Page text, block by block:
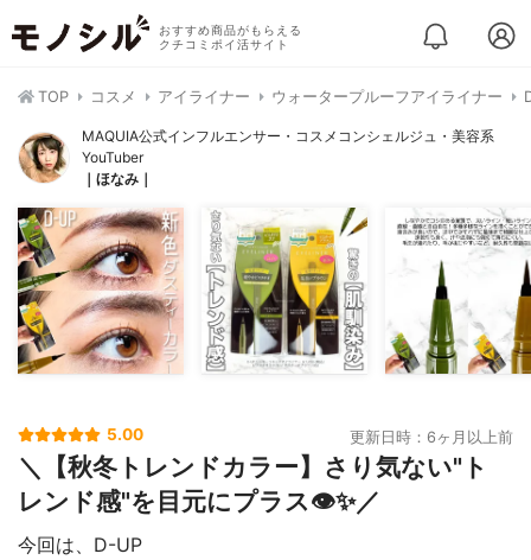
おすすめ商品がもらえる
クチコミポイ活サイト
TOP コスメ アイライナー ウォータープルーフアイライナー
MAQUIA公式インフルエンサー・コスメコンシェルジュ・美容系
YouTuber
｜ほなみ｜
5.00 更新日時：6ヶ月以上前
＼【秋冬トレンドカラー】さり気ない"ト
レンド感"を目元にプラス👁✨／
今回は、D-UP